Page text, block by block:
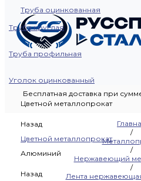
Труба оцинкованная
Труба круглая
Труба профильная
Уголок оцинкованный
Цветной металлопрокат
Назад
Цветной металлопрокат
Алюминий
Назад
Бесплатная доставка при
/
/
Нержавеющий
/
Лента